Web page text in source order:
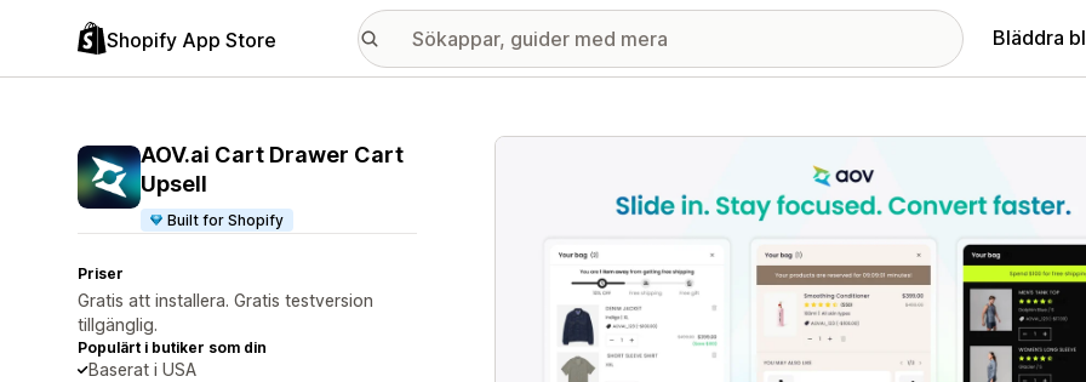
Shopify App Store Bläddra
AOV.ai Cart Drawer Cart
Upsell
Built for Shopify
Priser
Gratis att installera. Gratis testversion
tillgänglig.
Populärt i butiker som din
Baserat i USA
Galleri med utvalda bilder